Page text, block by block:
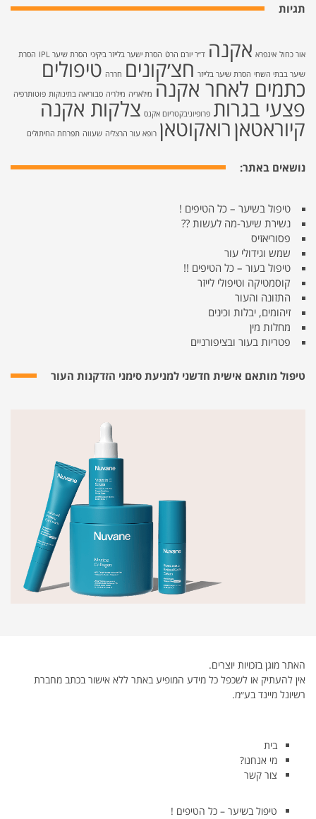
תגיות
אור כחול אינפרא אקנה ד״ר יורם הרטֿ הסרת ישער בלייזר ביקיני הסרת שיער IPL
הסרת
שיער בבתי השחי הסרת שיער בלייזר חצ׳קונים חררה טיפולים
כתמים לאחר אקנה מילאריה מילריה סבוריאה בתינוקות פוטותרפיה
פצעי בגרות פרופיוניבקטריום אקנס צלקות אקנה
קיוראטאןרואקוטאן רופא עור הרצליה שעווה תפרחת החיתולים
נושאים באתר:
טיפול בשיער – כל הטיפים !
נשירת שיער-מה לעשות ??
פסוריאזיס
שמש וגידולי עור
טיפול בעור – כל הטיפים !!
קוסמטיקה וטיפולי לייזר
התזונה והעור
זיהומים, יבלות וכינים
מחלות מין
פטריות בעור ובציפורניים
טיפול מותאם אישית חדשני למניעת סימני הזדקנות העור
האתר מוגן בזכויות יוצרים.
אין להעתיק או לשכפל כל מידע המופיע באתר ללא אישור בכתב מחברת
רשיונל מיינד בע״מ.
בית
מי אנחנו?
צור קשר
טיפול בשיער – כל הטיפים !